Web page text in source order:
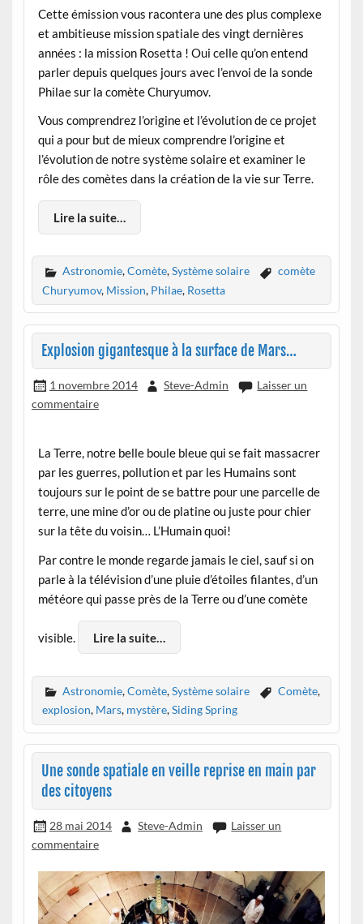
Cette émission vous racontera une des plus complexe
et ambitieuse mission spatiale des vingt dernières
années : la mission Rosetta ! Oui celle qu’on entend
parler depuis quelques jours avec l’envoi de la sonde
Philae sur la comète Churyumov.
Vous comprendrez l’origine et l’évolution de ce projet
qui a pour but de mieux comprendre l’origine et
l’évolution de notre système solaire et examiner le
rôle des comètes dans la création de la vie sur Terre.
Lire la suite…
Astronomie,Comète,Système solaire
comète
Churyumov, Mission, Philae, Rosetta
Explosion gigantesque à la surface de Mars…
1 novembre 2014 Steve-Admin
Laisser un
commentaire
La Terre, notre belle boule bleue qui se fait massacrer
par les guerres, pollution et par les Humains sont
toujours sur le point de se battre pour une parcelle de
terre, une mine d’or ou de platine ou juste pour chier
sur la tête du voisin… L’Humain quoi!
Par contre le monde regarde jamais le ciel, sauf si on
parle à la télévision d’une pluie d’étoiles filantes, d’un
météore qui passe près de la Terre ou d’une comète
visible. Lire la suite…
Astronomie,Comète,Système solaire Comète,
explosion, Mars, mystère,Siding Spring
Une sonde spatiale en veille reprise en main par
des citoyens
28 mai 2014 Steve-Admin
Laisser un
commentaire